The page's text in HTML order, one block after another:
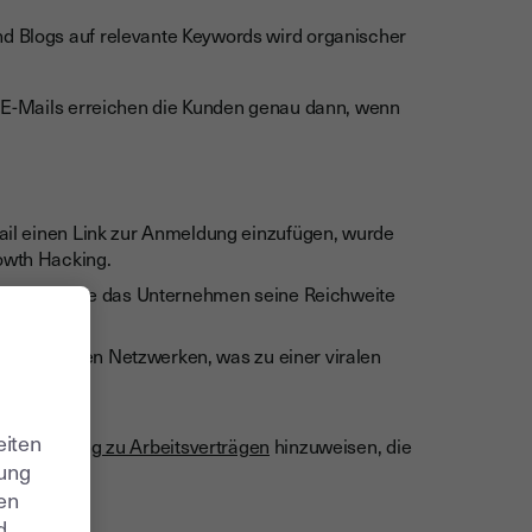
Blogs auf relevante Keywords wird organischer
Mails erreichen die Kunden genau dann, wenn
einen Link zur Anmeldung einzufügen, wurde
Hacking.
konnte das Unternehmen seine Reichweite
in sozialen Netzwerken, was zu einer viralen
zu Arbeitsverträgen hinzuweisen, die